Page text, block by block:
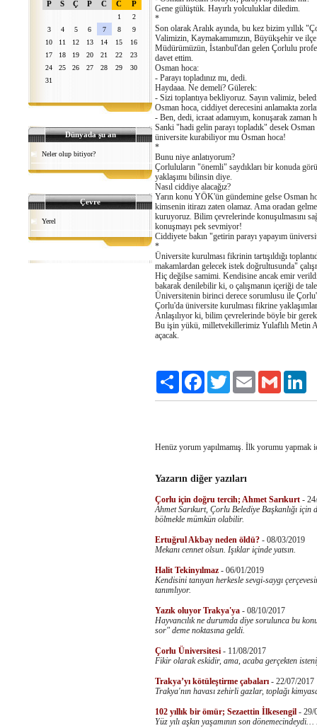
P S Ç P C C P
1
2
3
4 5 6 7 8
9
10
11 12 13 14 15
16
17
18 19 20 21 22
23
24
25 26 27 28 29
30
31
Dünyada şu an
Neler olup bitiyor?
Çevre
Yerel
Gene gülüştük. Hayırlı yolculuklar diledim.
*
Son olarak Aralık ayında, bu kez bizim yıllık
Valimizin, Kaymakamımızın, Büyükşehir ve
Müdürümüzün, İstanbul'dan gelen Çorlulu
davet ettim.
Osman hoca:
- Parayı topladınız mı, dedi.
Haydaaa. Ne demeli? Gülerek:
- Sizi toplantıya bekliyoruz. Sayın valimiz,
Osman hoca, ciddiyet derecesini anlamakta
- Ben, dedi, icraat adamıyım, konuşarak zaman
Sanki "hadi gelin parayı topladık" desek
üniversite kurabiliyor mu Osman hoca!
*
Bunu niye anlatıyorum?
Çorluluların "önemli" saydıkları bir konuda
yaklaşımı bilinsin diye.
Nasıl ciddiye alacağız?
Yarın konu YÖK'ün gündemine gelse Osman
kimsenin itirazı zaten olamaz. Ama oradan
kuruyoruz. Bilim çevrelerinde konuşulmasını
konuşmayı pek sevmiyor!
Ciddiyete bakın "getirin parayı yapayım
*
Üniversite kurulması fikrinin tartışıldığı
makamlardan gelecek istek doğrultusunda"
Hiç değilse samimi. Kendisine ancak emir
bakarak denilebilir ki, o çalışmanın içeriği de
Üniversitenin birinci derece sorumlusu ile
Çorlu'da üniversite kurulması fikrine
Anlaşılıyor ki, bilim çevrelerinde böyle bir
Bu işin yükü, milletvekillerimiz Yulaflılı Metin
açacak.
Paylaş FacebookTwitter Email Gmail
Henüz yorum yapılmamış. İlk yorumu yapmak
Yazarın diğer yazıları
Çorlu için doğru tercih; Ahmet Sarıkurt -
Ahmet Sarıkurt, Çorlu Belediye Başkanlığı
bölmekle mümkün olabilir.
Ertuğrul Akbay neden öldü? - 08/03/2019
Mekanı cennet olsun. Işıklar içinde yatsın.
Halit Tekinyılmaz - 06/01/2019
Kendisini tanıyan herkesle sevgi-saygı
tanımlıyor.
Yazık oluyor Trakya'ya - 08/10/2017
Hayvancılık ne durumda diye sorulunca bu
sor" deme noktasına geldi.
Çorlu Üniversitesi - 11/08/2017
Fikir olarak eskidir, ama, acaba gerçekten
Trakya’yı kötüleştirme çabaları - 22/07/2017
Trakya'nın havası zehirli gazlar, toplağı
102 yıllık bir ömür; Sezaettin İlkesengil - 29/
Yüz yılı aşkın yaşamının son